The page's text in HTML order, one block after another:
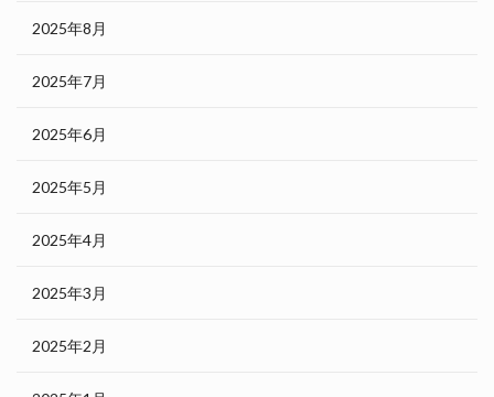
2025年8月
2025年7月
2025年6月
2025年5月
2025年4月
2025年3月
2025年2月